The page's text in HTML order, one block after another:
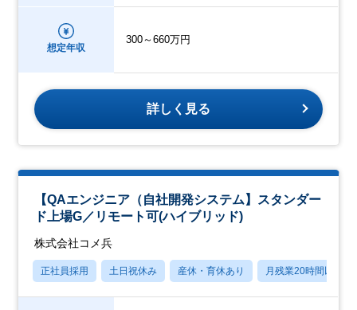
想定年収
300～660万円
詳しく見る
【QAエンジニア（自社開発システム】スタンダー
ド上場G／リモート可(ハイブリッド)
株式会社コメ兵
正社員採用 土日祝休み 産休・育休あり 月残業20時間以内